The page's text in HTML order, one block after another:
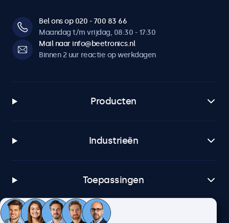
Bel ons op 020 - 700 83 66
Maandag t/m vrijdag, 08:30 - 17:30
Mail naar info@beetronics.nl
Binnen 2 uur reactie op werkdagen
Producten
Industrieën
Toepassingen
Klantenservice